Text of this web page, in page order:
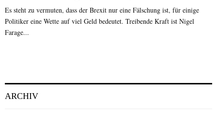
Es steht zu vermuten, dass der Brexit nur eine Fälschung ist, für einige
Politiker eine Wette auf viel Geld bedeutet. Treibende Kraft ist Nigel
Farage...
ARCHIV